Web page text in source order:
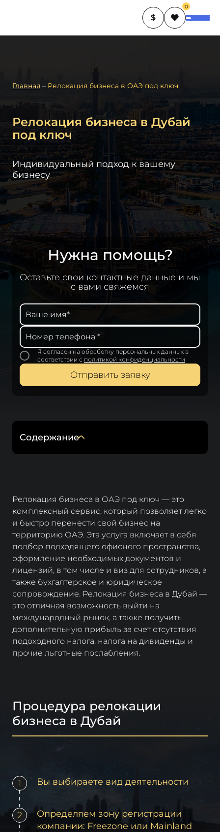
$
0
Главная – Релокация бизнеса в ОАЭ под ключ
Релокация бизнеса в Дубай
под ключ
Индивидуальный подход к вашему
бизнесу
Нужна помощь?
Оставьте свои контактные данные и мы
с вами свяжемся
Я согласен на обработку персональных данных в
соответствии с политикой конфиденциальности
Отправить заявку
Содержание
Релокация бизнеса в ОАЭ под ключ — это
комплексный сервис, который позволяет легко
и быстро перенести свой бизнес на
территорию ОАЭ. Эта услуга включает в себя
подбор подходящего офисного пространства,
оформление необходимых документов и
лицензий, в том числе и виз для сотрудников, а
также бухгалтерское и юридическое
сопровождение. Релокация бизнеса в Дубай —
это отличная возможность выйти на
международный рынок, а также получить
дополнительную прибыль за счет отсутствия
подоходного налога, налога на дивиденды и
прочие льготные послабления.
Процедура релокации
бизнеса в Дубай
1 Вы выбираете вид деятельности
2
Определяем зону регистрации
компании: Freezone или Mainland